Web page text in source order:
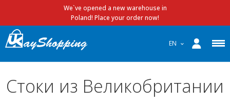
We`ve opened a new warehouse in
Poland! Place your order now!
EN
Стоки из Великобритании